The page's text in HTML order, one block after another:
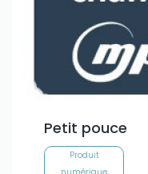
Petit pouce
Produit